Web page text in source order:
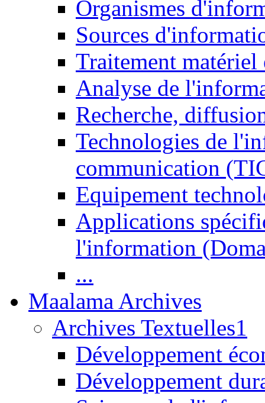
Organismes
Sources
Traitement matériel
Analyse de
Recherche,
Technologies de
communication
Equipement
Applications
l'information
...
Maalama Archives
Archives Textuelles1
Développement
Développement